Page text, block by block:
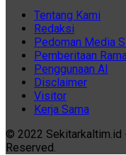
Tentang Kami
Redaksi
Pedoman Media
Pemberitaan
Penggunaan AI
Disclaimer
Visitor
Kerja Sama
© 2022 Sekitarkaltim.id
Reserved.